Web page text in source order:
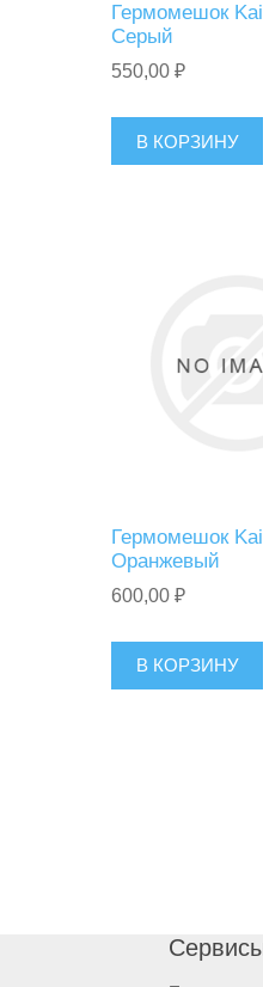
Гермомешок
Серый
550,00 ₽
В КОРЗИНУ
Гермомешок
Оранжевый
600,00 ₽
В КОРЗИНУ